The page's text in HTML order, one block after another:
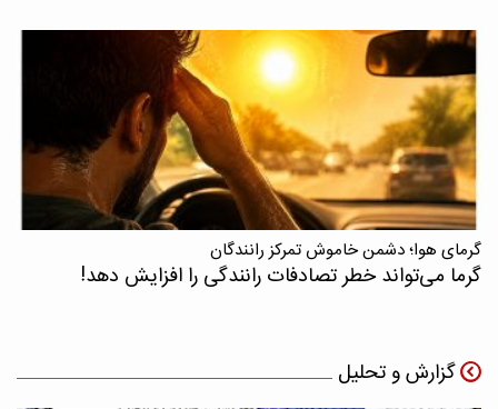
گرمای هوا؛ دشمن خاموش تمرکز رانندگان
گرما می‌تواند خطر تصادفات رانندگی را افزایش دهد!
گزارش و تحلیل